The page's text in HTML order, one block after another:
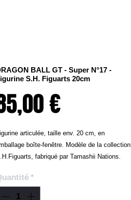
BALL GT - Super N°17 -
S.H. Figuarts 20cm
€
articulée, taille env. 20 cm, en
boîte-fenêtre. Modèle de la collection
fabriqué par Tamashii Nations.
*